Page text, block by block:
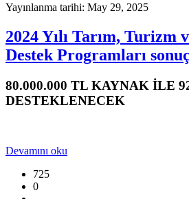
Yayınlanma tarihi: May 29, 2025
2024 Yılı Tarım, Turizm
Destek Programları
80.000.000 TL KAYNAK İLE
DESTEKLENECEK
Devamını oku
725
0